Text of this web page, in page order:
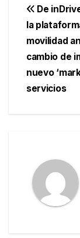
de
De
la
movilidad
cambio de
nuevo
servicios